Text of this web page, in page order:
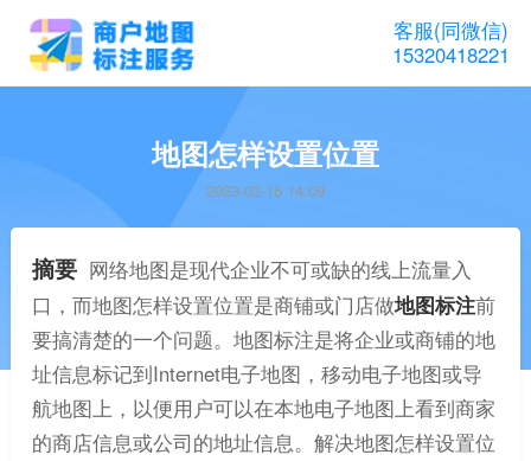
客服(同微信)
15320418221
地图怎样设置位置
2023-03-16 14:09
摘要 网络地图是现代企业不可或缺的线上流量入
口，而地图怎样设置位置是商铺或门店做地图标注前
要搞清楚的一个问题。地图标注是将企业或商铺的地
址信息标记到Internet电子地图，移动电子地图或导
航地图上，以便用户可以在本地电子地图上看到商家
的商店信息或公司的地址信息。解决地图怎样设置位